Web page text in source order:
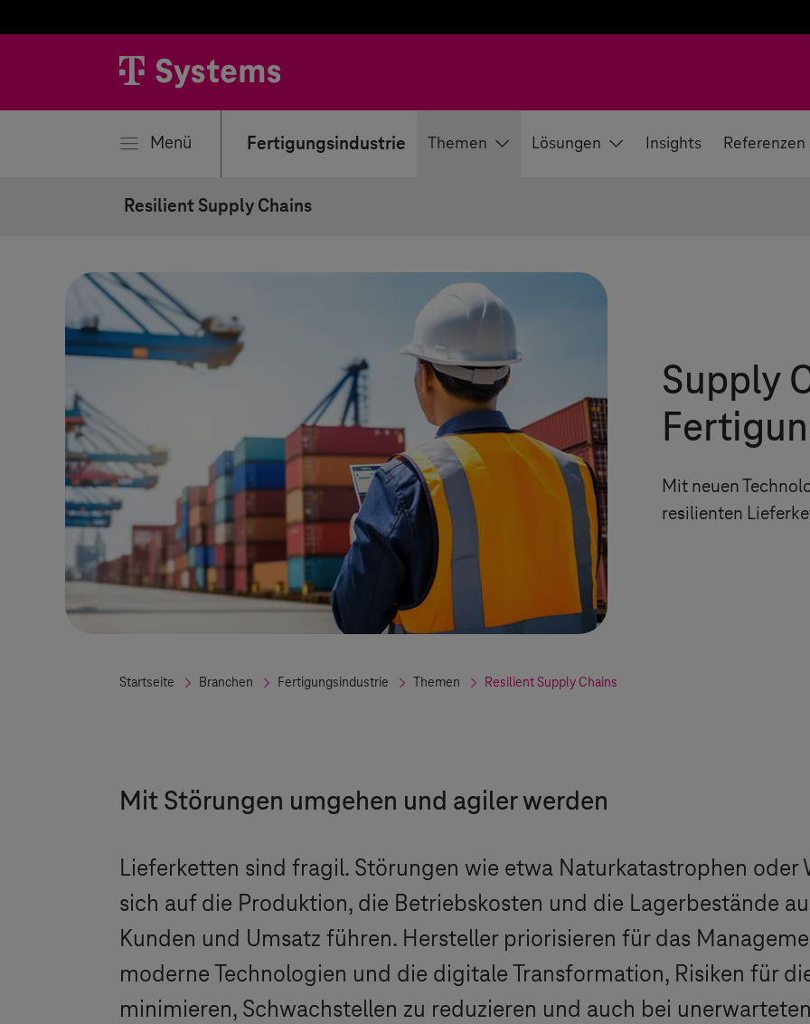
Menü Fertigungsindustrie Themen Lösungen Insights Referenzen
Resilient Supply Chains
Supply
Mit neuen
resilienten
Startseite Branchen Fertigungsindustrie Themen Resilient Supply Chains
Mit Störungen umgehen und agiler werden
Lieferketten sind fragil. Störungen wie etwa Naturkatastrophen
sich auf die Produktion, die Betriebskosten und die Lagerbestände
Kunden und Umsatz führen. Hersteller priorisieren für das
moderne Technologien und die digitale Transformation, Risiken für
minimieren, Schwachstellen zu reduzieren und auch bei